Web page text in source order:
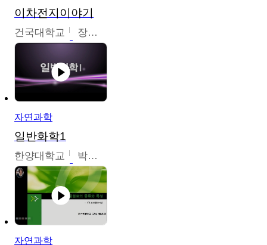
이차전지이야기
건국대학교 장호현
자연과학
일반화학1
한양대학교 박경호
자연과학